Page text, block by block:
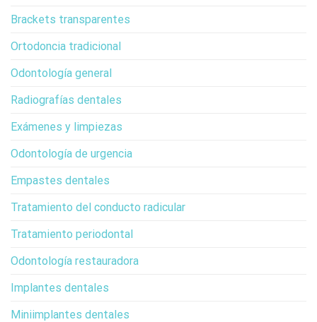
Brackets transparentes
Ortodoncia tradicional
Odontología general
Radiografías dentales
Exámenes y limpiezas
Odontología de urgencia
Empastes dentales
Tratamiento del conducto radicular
Tratamiento periodontal
Odontología restauradora
Implantes dentales
Miniimplantes dentales